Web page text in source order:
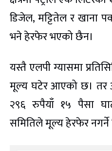
डिजेल, मट्टितेल र खाना
भने हेरफेर भएको छैन।
यस्तै एलपी ग्यासमा
मूल्य घटेर आएको छ। तर
२९६ रुपैयाँ १५ पैसा
समितिले मूल्य हेरफेर नगर्ने